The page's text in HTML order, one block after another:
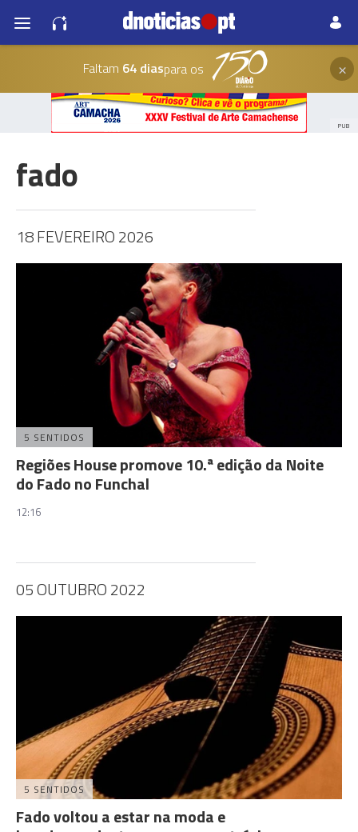
Faltam 64 diaspara os ×
PUB
fado
18 FEVEREIRO 2026
5 SENTIDOS
Regiões House promove 10.ª edição da Noite
do Fado no Funchal
12:16
05 OUTUBRO 2022
5 SENTIDOS
Fado voltou a estar na moda e